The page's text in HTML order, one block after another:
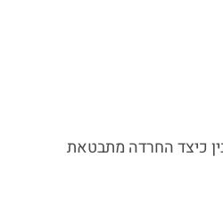
כיצד החרדה מתבטאת